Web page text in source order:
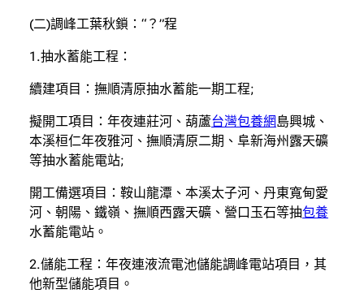
(二)調峰工葉秋鎖：“？”程
1.抽水蓄能工程：
續建項目：撫順清原抽水蓄能一期工程;
擬開工項目：年夜連莊河、葫蘆台灣包養網島興城、
本溪桓仁年夜雅河、撫順清原二期、阜新海州露天礦
等抽水蓄能電站;
開工備選項目：鞍山龍潭、本溪太子河、丹東寬甸愛
河、朝陽、鐵嶺、撫順西露天礦、營口玉石等抽包養
水蓄能電站。
2.儲能工程：年夜連液流電池儲能調峰電站項目，其
他新型儲能項目。